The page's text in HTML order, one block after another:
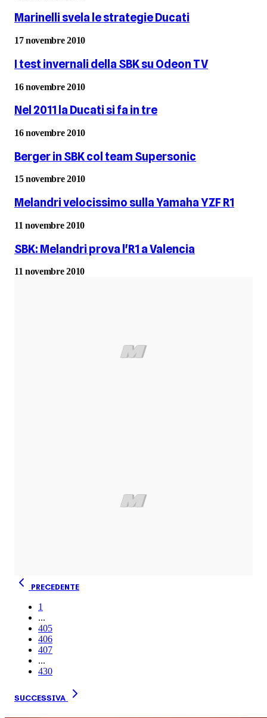
Marinelli svela le strategie Ducati
17 novembre 2010
I test invernali della SBK su Odeon TV
16 novembre 2010
Nel 2011 la Ducati si fa in tre
16 novembre 2010
Berger in SBK col team Supersonic
15 novembre 2010
Melandri velocissimo sulla Yamaha YZF R1
11 novembre 2010
SBK: Melandri prova l'R1 a Valencia
11 novembre 2010
PRECEDENTE
1
...
405
406
407
...
430
SUCCESSIVA